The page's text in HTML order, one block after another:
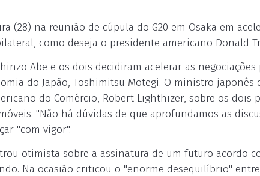
(28) na reunião de cúpula do G20 em Osaka em
como deseja o presidente americano Donald
Abe e os dois decidiram acelerar as negociações
do Japão, Toshimitsu Motegi. O ministro japonês
do Comércio, Robert Lighthizer, sobre os dois
"Não há dúvidas de que aprofundamos as
"com vigor".
otimista sobre a assinatura de um futuro acordo
Na ocasião criticou o "enorme desequilíbrio"